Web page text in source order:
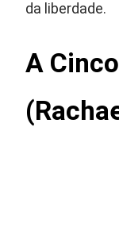
da liberdade.
A